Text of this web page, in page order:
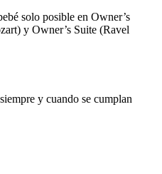
solo posible en Owner’s
y Owner’s Suite (Ravel
y cuando se cumplan